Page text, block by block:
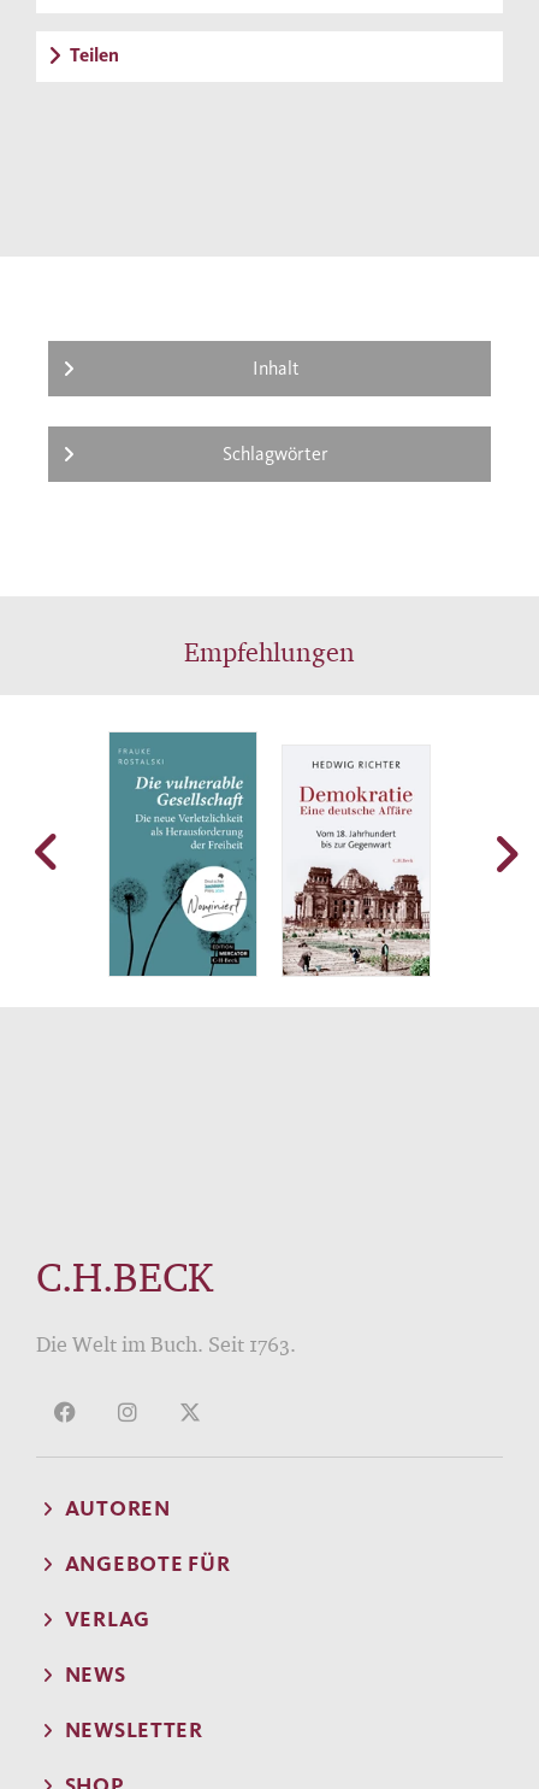
Teilen
Inhalt
Schlagwörter
Empfehlungen
C.H.BECK
Die Welt im Buch. Seit 1763.
AUTOREN
ANGEBOTE FÜR
VERLAG
NEWS
NEWSLETTER